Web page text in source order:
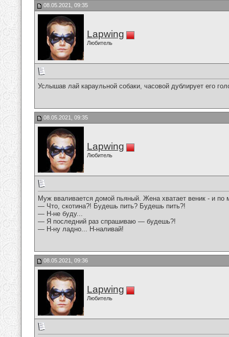
08.05.2021, 09:35
Lapwing
Любитель
Услышав лай караульной собаки, часовой дублирует его
08.05.2021, 09:35
Lapwing
Любитель
Муж вваливается домой пьяный. Жена хватает веник - и по
— Что, скотина?! Будешь пить? Будешь пить?!
— Н-не буду...
— Я последний раз спрашиваю — будешь?!
— Н-ну ладно... Н-наливай!
08.05.2021, 09:36
Lapwing
Любитель